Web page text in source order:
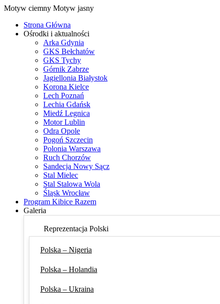
Motyw ciemny Motyw jasny
Strona Główna
Ośrodki i aktualności
Arka Gdynia
GKS Bełchatów
GKS Tychy
Górnik Zabrze
Jagiellonia Białystok
Korona Kielce
Lech Poznań
Lechia Gdańsk
Miedź Legnica
Motor Lublin
Odra Opole
Pogoń Szczecin
Polonia Warszawa
Ruch Chorzów
Sandecja Nowy Sącz
Stal Mielec
Stal Stalowa Wola
Śląsk Wrocław
Program Kibice Razem
Galeria
Reprezentacja Polski
Polska – Nigeria
Polska – Holandia
Polska – Ukraina